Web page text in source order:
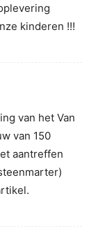
kinderen !!!
van het Van
van 150
aantreffen